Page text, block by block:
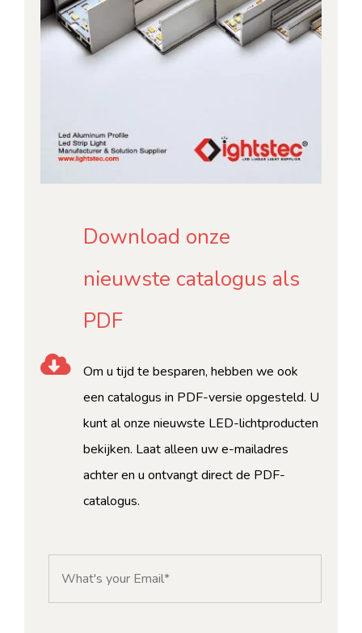
Download onze
nieuwste catalogus als
PDF
Om u tijd te besparen, hebben we ook
een catalogus in PDF-versie opgesteld. U
kunt al onze nieuwste LED-lichtproducten
bekijken. Laat alleen uw e-mailadres
achter en u ontvangt direct de PDF-
catalogus.